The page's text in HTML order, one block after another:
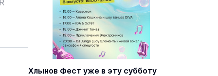
Хлынов Фест уже в эту субботу